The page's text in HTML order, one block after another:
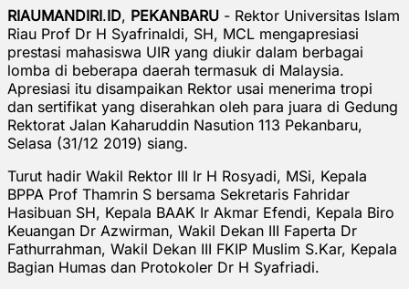
RIAUMANDIRI.ID, PEKANBARU - Rektor Universitas Islam
Riau Prof Dr H Syafrinaldi, SH, MCL mengapresiasi
prestasi mahasiswa UIR yang diukir dalam berbagai
lomba di beberapa daerah termasuk di Malaysia.
Apresiasi itu disampaikan Rektor usai menerima tropi
dan sertifikat yang diserahkan oleh para juara di Gedung
Rektorat Jalan Kaharuddin Nasution 113 Pekanbaru,
Selasa (31/12 2019) siang.
Turut hadir Wakil Rektor III Ir H Rosyadi, MSi, Kepala
BPPA Prof Thamrin S bersama Sekretaris Fahridar
Hasibuan SH, Kepala BAAK Ir Akmar Efendi, Kepala Biro
Keuangan Dr Azwirman, Wakil Dekan III Faperta Dr
Fathurrahman, Wakil Dekan III FKIP Muslim S.Kar, Kepala
Bagian Humas dan Protokoler Dr H Syafriadi.